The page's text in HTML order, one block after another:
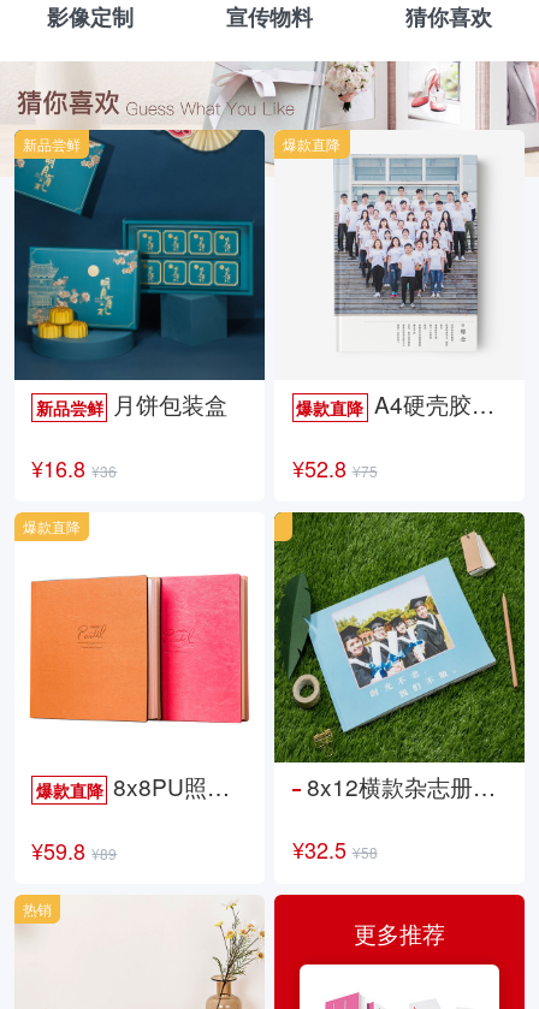
影像定制 宣传物料 猜你喜欢
新品尝鲜 月饼包装盒
¥16.8 ¥36
新品尝鲜
爆款直降A4硬壳胶装照片书34p哑膜
¥52.8 ¥75
爆款直降
爆款直降 8x8PU照片书NewLife
¥59.8 ¥89
爆款直降
8x12横款杂志册26p
¥32.5 ¥58
热销
更多推荐